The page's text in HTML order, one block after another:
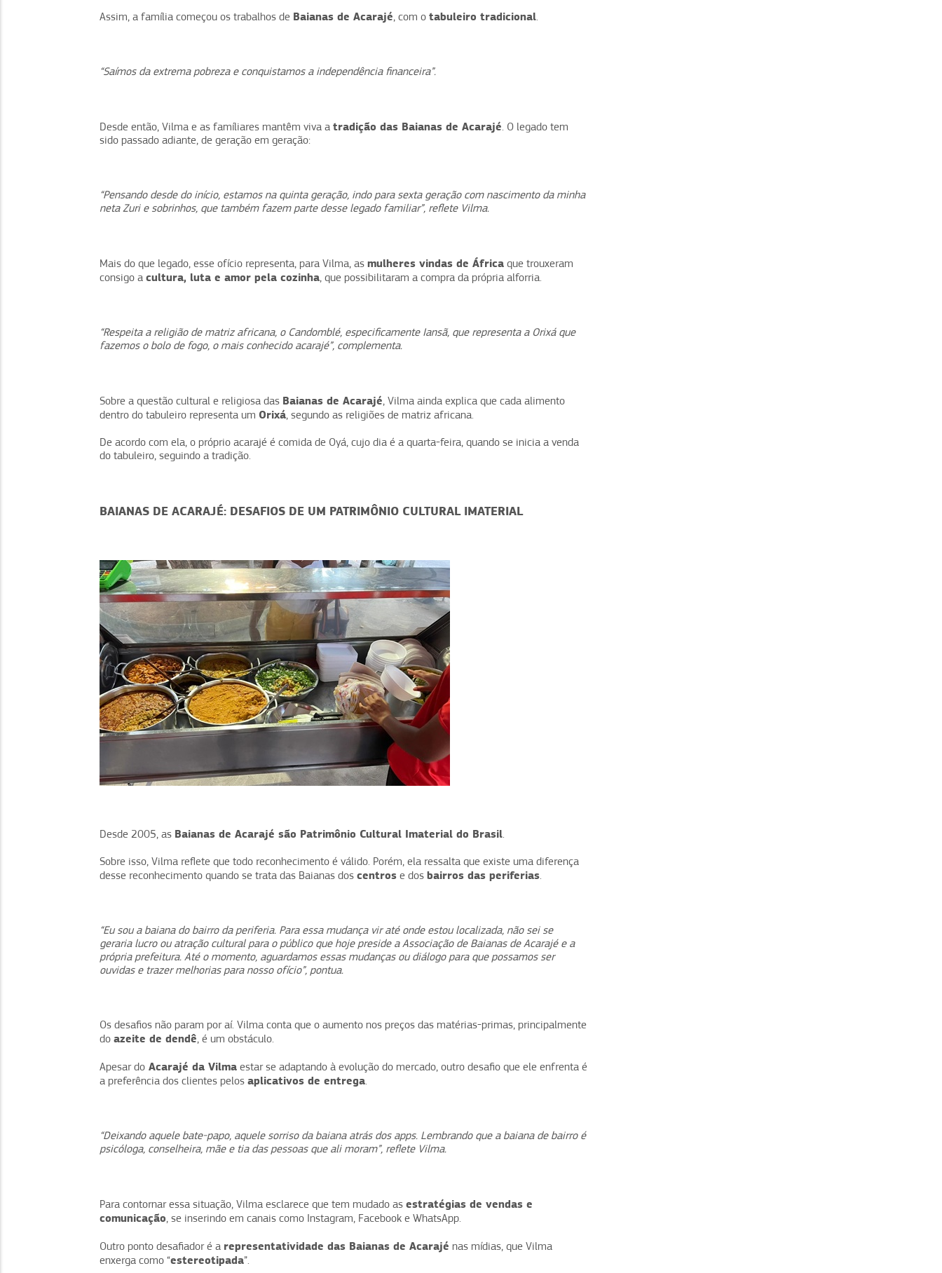
Assim, a família começou os trabalhos de Baianas de Acarajé, com o tabuleiro tradicional.
“Saímos da extrema pobreza e conquistamos a independência financeira”.
Desde então, Vilma e as famíliares mantêm viva a tradição das Baianas de Acarajé. O legado tem
sido passado adiante, de geração em geração:
“Pensando desde do início, estamos na quinta geração, indo para sexta geração com nascimento da minha
neta Zuri e sobrinhos, que também fazem parte desse legado familiar”, reflete Vilma.
Mais do que legado, esse ofício representa, para Vilma, as mulheres vindas de África que trouxeram
consigo a cultura, luta e amor pela cozinha, que possibilitaram a compra da própria alforria.
“Respeita a religião de matriz africana, o Candomblé, especificamente Iansã, que representa a Orixá que
fazemos o bolo de fogo, o mais conhecido acarajé”, complementa.
Sobre a questão cultural e religiosa das Baianas de Acarajé, Vilma ainda explica que cada alimento
dentro do tabuleiro representa um Orixá, segundo as religiões de matriz africana.
De acordo com ela, o próprio acarajé é comida de Oyá, cujo dia é a quarta-feira, quando se inicia a venda
do tabuleiro, seguindo a tradição.
BAIANAS DE ACARAJÉ: DESAFIOS DE UM PATRIMÔNIO CULTURAL IMATERIAL
Desde 2005, as Baianas de Acarajé são Patrimônio Cultural Imaterial do Brasil.
Sobre isso, Vilma reflete que todo reconhecimento é válido. Porém, ela ressalta que existe uma diferença
desse reconhecimento quando se trata das Baianas dos centros e dos bairros das periferias.
“Eu sou a baiana do bairro da periferia. Para essa mudança vir até onde estou localizada, não sei se
geraria lucro ou atração cultural para o público que hoje preside a Associação de Baianas de Acarajé e a
própria prefeitura. Até o momento, aguardamos essas mudanças ou diálogo para que possamos ser
ouvidas e trazer melhorias para nosso ofício”, pontua.
Os desafios não param por aí. Vilma conta que o aumento nos preços das matérias-primas, principalmente
do azeite de dendê, é um obstáculo.
Apesar do Acarajé da Vilma estar se adaptando à evolução do mercado, outro desafio que ele enfrenta é
a preferência dos clientes pelos aplicativos de entrega.
“Deixando aquele bate-papo, aquele sorriso da baiana atrás dos apps. Lembrando que a baiana de bairro é
psicóloga, conselheira, mãe e tia das pessoas que ali moram”, reflete Vilma.
Para contornar essa situação, Vilma esclarece que tem mudado as estratégias de vendas e
comunicação, se inserindo em canais como Instagram, Facebook e WhatsApp.
Outro ponto desafiador é a representatividade das Baianas de Acarajé nas mídias, que Vilma
enxerga como “estereotipada”.